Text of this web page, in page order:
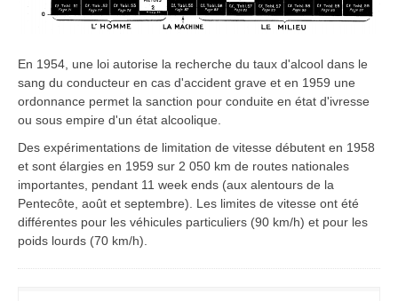
En 1954, une loi autorise la recherche du taux d'alcool dans le
sang du conducteur en cas d'accident grave et en 1959 une
ordonnance permet la sanction pour conduite en état d'ivresse
ou sous empire d'un état alcoolique.
Des expérimentations de limitation de vitesse débutent en 1958
et sont élargies en 1959 sur 2 050 km de routes nationales
importantes, pendant 11 week ends (aux alentours de la
Pentecôte, août et septembre). Les limites de vitesse ont été
différentes pour les véhicules particuliers (90 km/h) et pour les
poids lourds (70 km/h).